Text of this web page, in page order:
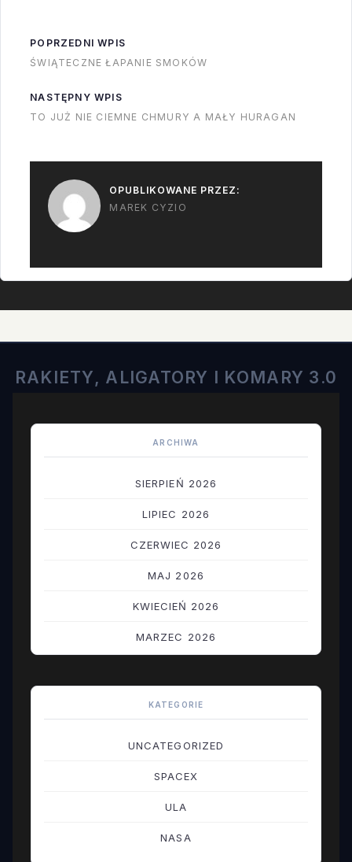
stanie zawieźć
jednocześnie cztery
CCSFS albo do
POPRZEDNI WPIS
ŚWIĄTECZNE ŁAPANIE SMOKÓW
NASTĘPNY WPIS
TO JUŻ NIE CIEMNE CHMURY A MAŁY HURAGAN
OPUBLIKOWANE PRZEZ:
MAREK CYZIO
RAKIETY, ALIGATORY I KOMARY 3.0
ARCHIWA
SIERPIEŃ 2026
LIPIEC 2026
CZERWIEC 2026
MAJ 2026
KWIECIEŃ 2026
MARZEC 2026
KATEGORIE
UNCATEGORIZED
SPACEX
ULA
NASA